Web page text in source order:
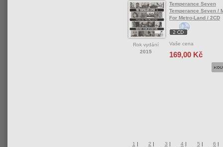
Rok vydání
2015
Temperance Seven
Temperance Seven /
For Metro-Land / 2CD
Vaše cena
169,00 Kč
1 | 2 | 3 | 4 | 5 | 6 |